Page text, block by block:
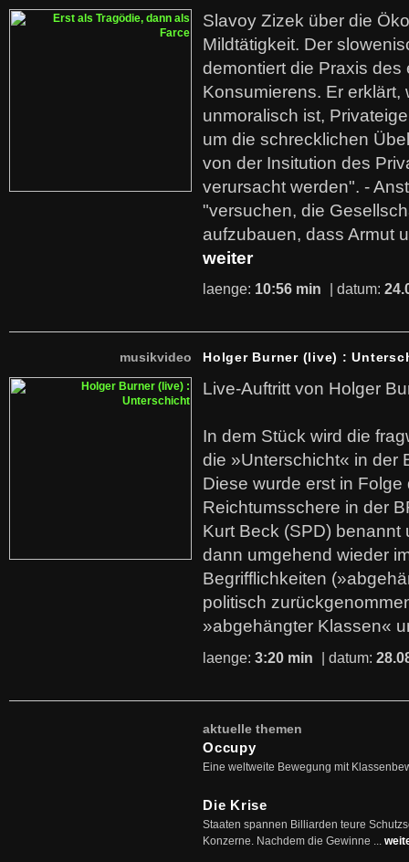
Slavoy Zizek über die
Mildtätigkeit. Der
demontiert die Praxis des
Konsumierens. Er erklärt,
unmoralisch ist,
um die schrecklichen
von der Insitution des
verursacht werden". -
"versuchen, die
aufzubauen, dass Armut
weiter
laenge: 10:56 min | datum:
musikvideo Holger Burner (live) :
Live-Auftritt von Holger
In dem Stück wird die
die »Unterschicht« in der
Diese wurde erst in
Reichtumsschere in der
Kurt Beck (SPD)
dann umgehend wieder
Begrifflichkeiten
politisch
»abgehängter Klassen«
laenge: 3:20 min | datum:
aktuelle themen
Occupy
Eine weltweite Bewegung mit
Die Krise
Staaten spannen Billiarden teure
Konzerne. Nachdem die Gewinne ...